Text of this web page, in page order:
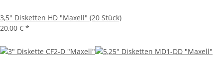
3,5" Disketten HD "Maxell" (20 Stück)
20,00 € *